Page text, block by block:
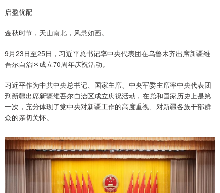
启盈优配
金秋时节，天山南北，风景如画。
9月23日至25日，习近平总书记率中央代表团在乌鲁木齐出席新疆维
吾尔自治区成立70周年庆祝活动。
习近平作为中共中央总书记、国家主席、中央军委主席率中央代表团
到新疆出席新疆维吾尔自治区成立庆祝活动，在党和国家历史上是第
一次，充分体现了党中央对新疆工作的高度重视、对新疆各族干部群
众的亲切关怀。